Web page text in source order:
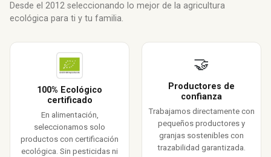
Desde el 2012 seleccionando lo mejor de la agricultura
ecológica para ti y tu familia.
100% Ecológico
certificado
En alimentación,
seleccionamos solo
productos con certificación
ecológica. Sin pesticidas ni
🤝
Productores de
confianza
Trabajamos directamente con
pequeños productores y
granjas sostenibles con
trazabilidad garantizada.